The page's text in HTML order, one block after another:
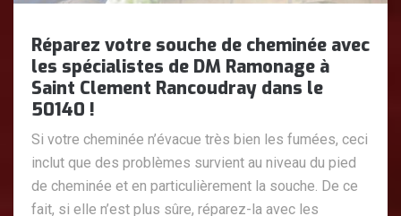
Réparez votre souche de cheminée avec
les spécialistes de DM Ramonage à
Saint Clement Rancoudray dans le
50140 !
Si votre cheminée n’évacue très bien les fumées, ceci
inclut que des problèmes survient au niveau du pied
de cheminée et en particulièrement la souche. De ce
fait, si elle n’est plus sûre, réparez-la avec les